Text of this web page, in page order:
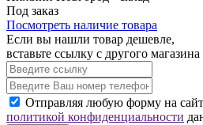
Под заказ
Посмотреть наличие товара
Если вы нашли товар дешевле,
вставьте ссылку с другого магазина
Отправляя любую форму на
политикой конфиденциальности